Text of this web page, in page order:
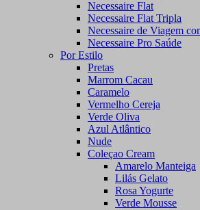
Necessaire Flat
Necessaire Flat Tripla
Necessaire de Viagem
Necessaire Pro Saúde
Por Estilo
Pretas
Marrom Cacau
Caramelo
Vermelho Cereja
Verde Oliva
Azul Atlântico
Nude
Coleçao Cream
Amarelo Manteiga
Lilás Gelato
Rosa Yogurte
Verde Mousse